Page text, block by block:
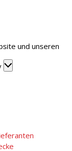
und unseren